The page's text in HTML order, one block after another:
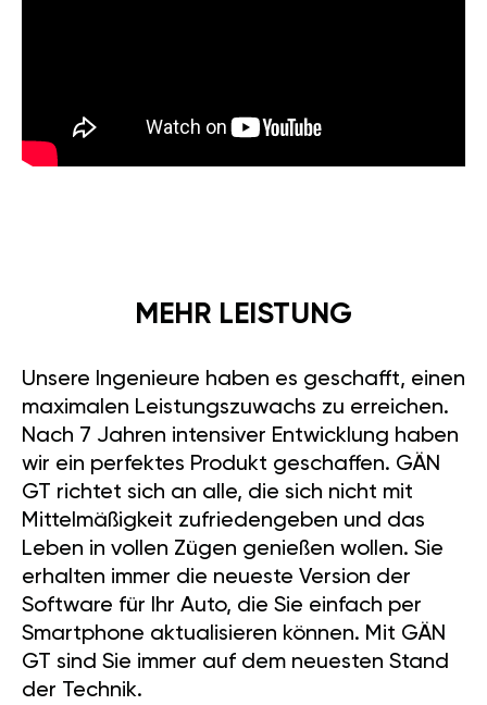
MEHR LEISTUNG
Unsere Ingenieure haben es geschafft, einen
maximalen Leistungszuwachs zu erreichen.
Nach 7 Jahren intensiver Entwicklung haben
wir ein perfektes Produkt geschaffen. GÄN
GT richtet sich an alle, die sich nicht mit
Mittelmäßigkeit zufriedengeben und das
Leben in vollen Zügen genießen wollen. Sie
erhalten immer die neueste Version der
Software für Ihr Auto, die Sie einfach per
Smartphone aktualisieren können. Mit GÄN
GT sind Sie immer auf dem neuesten Stand
der Technik.